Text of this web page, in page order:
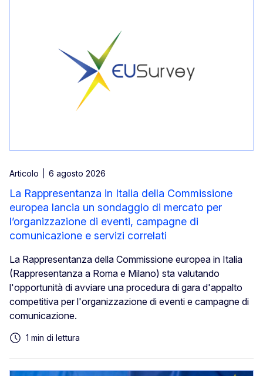
Articolo 6 agosto 2026
La Rappresentanza in Italia della Commissione
europea lancia un sondaggio di mercato per
l’organizzazione di eventi, campagne di
comunicazione e servizi correlati
La Rappresentanza della Commissione europea in Italia
(Rappresentanza a Roma e Milano) sta valutando
l'opportunità di avviare una procedura di gara d'appalto
competitiva per l'organizzazione di eventi e campagne di
comunicazione.
1 min di lettura